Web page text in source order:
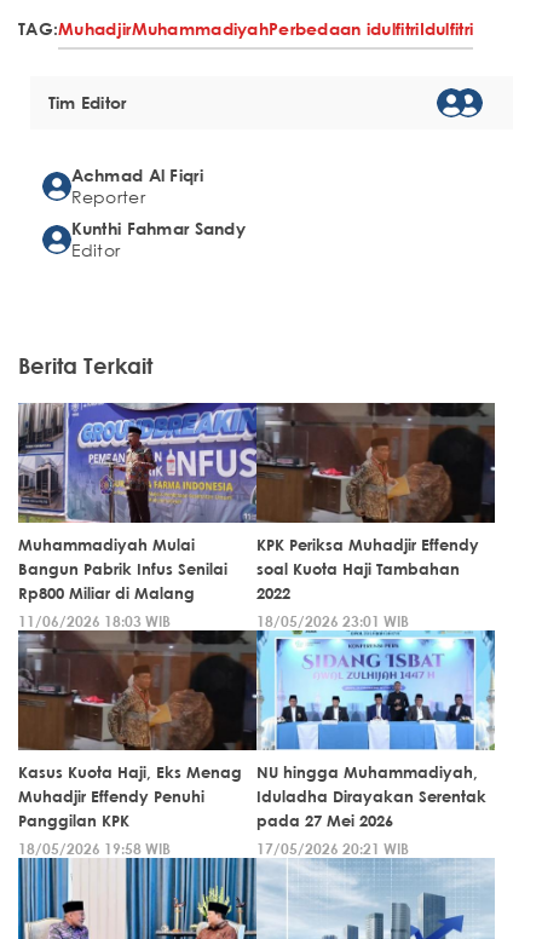
TAG:MuhadjirMuhammadiyahPerbedaan idulfitriIdulfitri
Tim Editor
Achmad Al Fiqri
Reporter
Kunthi Fahmar Sandy
Editor
Berita Terkait
Muhammadiyah Mulai
Bangun Pabrik Infus Senilai
Rp800 Miliar di Malang
11/06/2026 18:03 WIB
KPK Periksa Muhadjir Effendy
soal Kuota Haji Tambahan
2022
18/05/2026 23:01 WIB
Kasus Kuota Haji, Eks Menag
Muhadjir Effendy Penuhi
Panggilan KPK
18/05/2026 19:58 WIB
NU hingga Muhammadiyah,
Iduladha Dirayakan Serentak
pada 27 Mei 2026
17/05/2026 20:21 WIB